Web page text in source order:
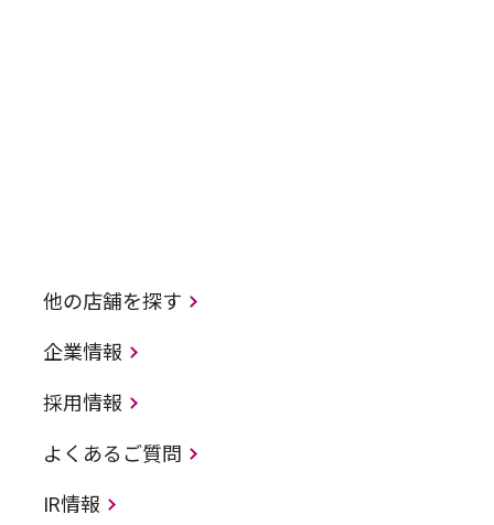
他の店舗を探す
企業情報
採用情報
よくあるご質問
IR情報